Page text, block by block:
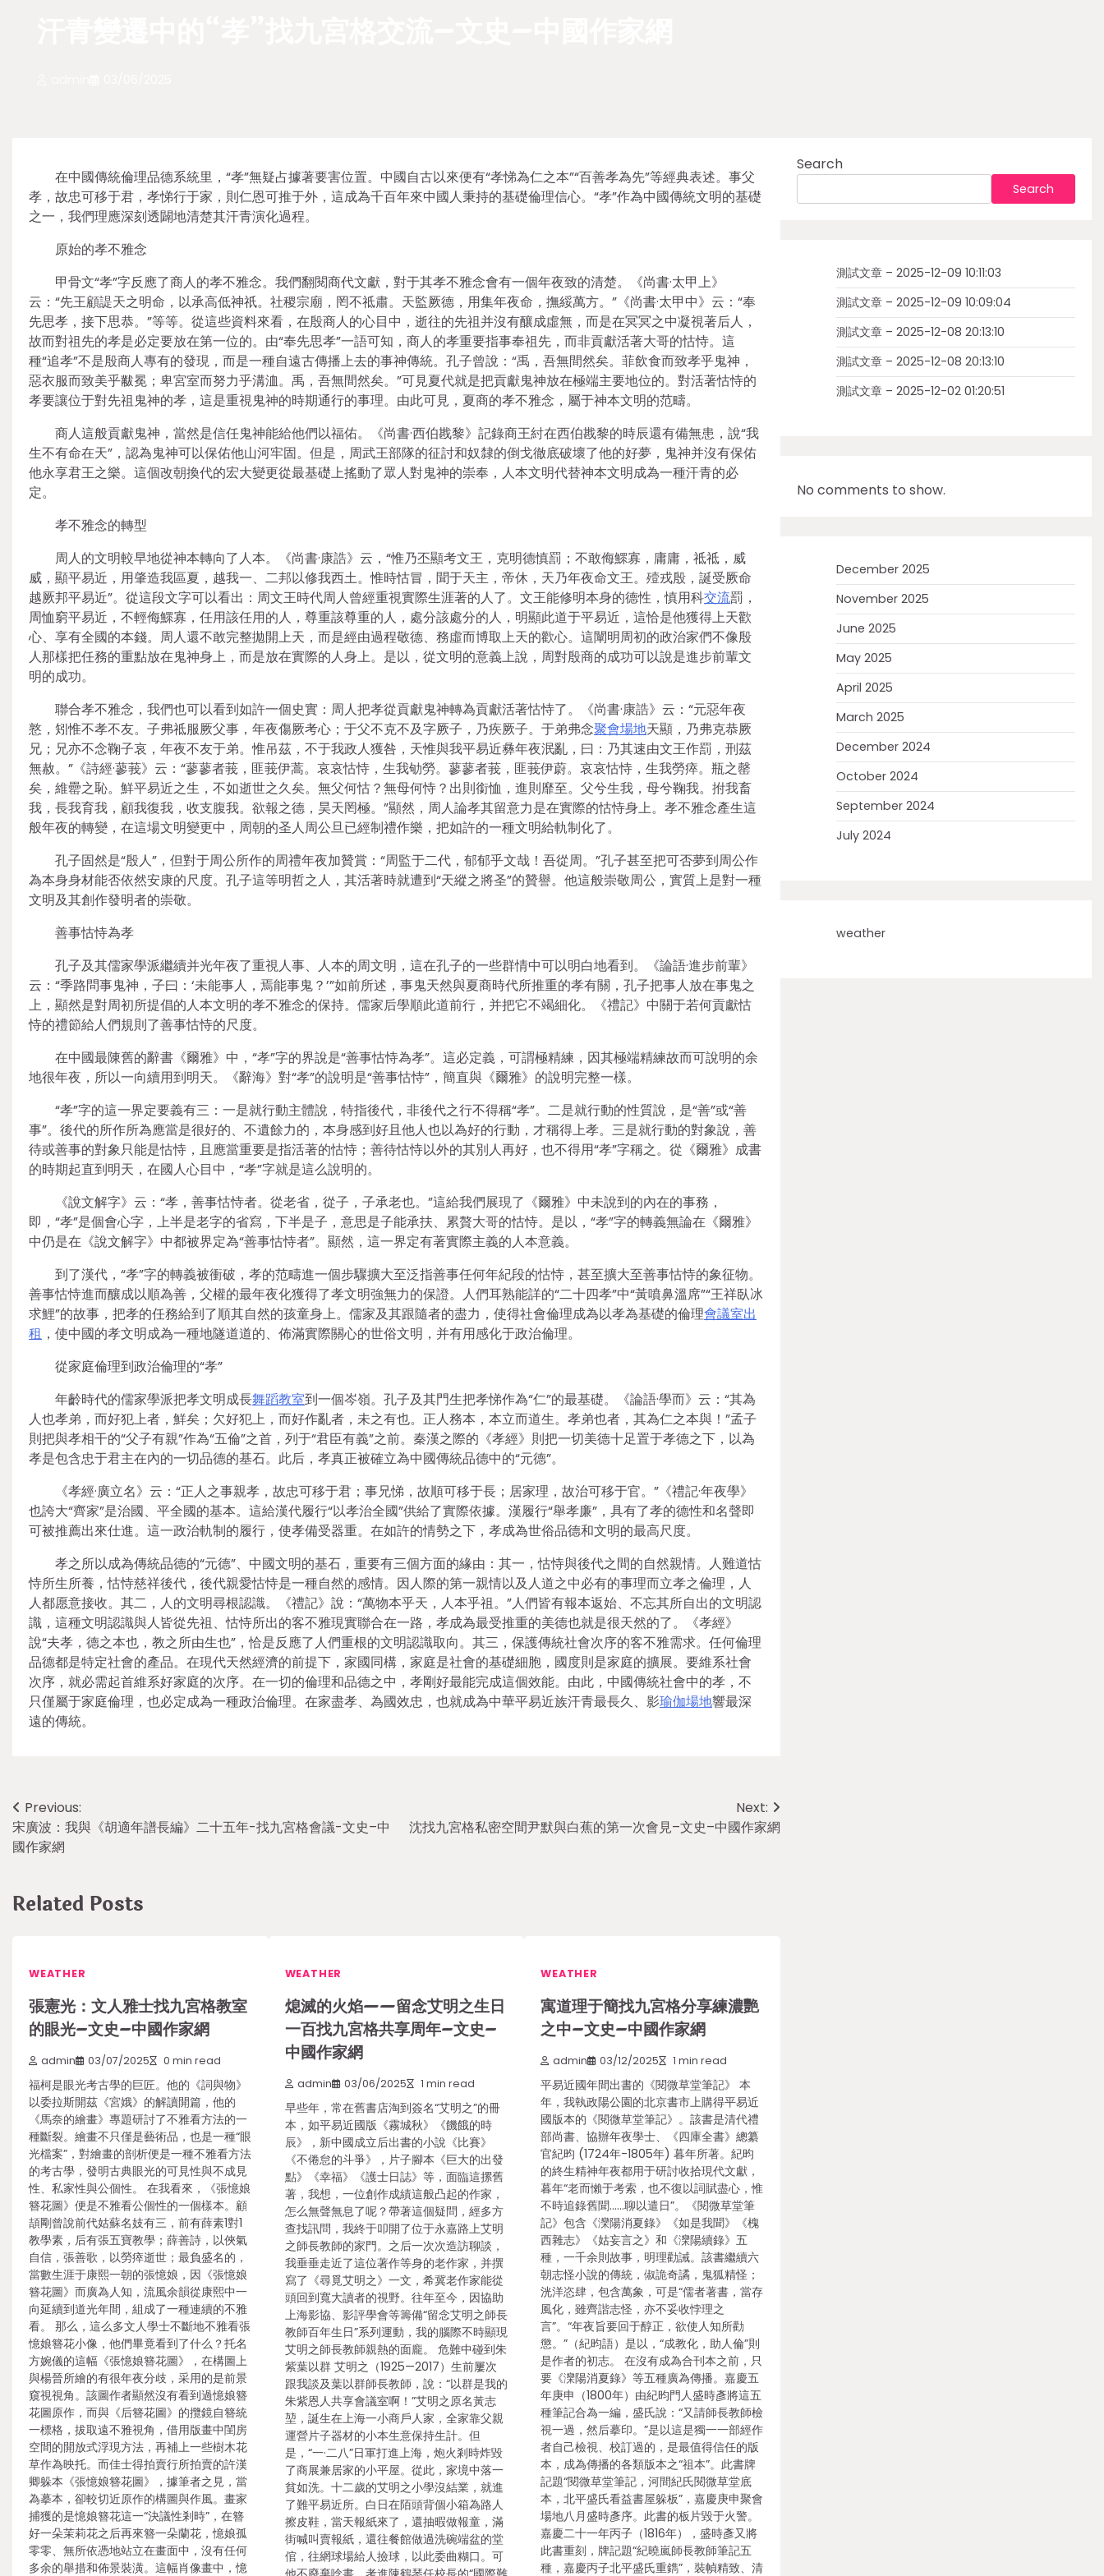
在中國傳統倫理品德系統里，“孝”無疑占據著要害位置。中國自古以來便有“孝悌為仁之本”“百善孝為先”等經典表述。事父
孝，故忠可移于君，孝悌行于家，則仁恩可推于外，這成為千百年來中國人秉持的基礎倫理信心。“孝”作為中國傳統文明的基礎
之一，我們理應深刻透闢地清楚其汗青演化過程。
原始的孝不雅念
甲骨文“孝”字反應了商人的孝不雅念。我們翻閱商代文獻，對于其孝不雅念會有一個年夜致的清楚。《尚書·太甲上》
云：“先王顧諟天之明命，以承高低神祇。社稷宗廟，罔不祗肅。天監厥德，用集年夜命，撫綏萬方。”《尚書·太甲中》云：“奉
先思孝，接下思恭。”等等。從這些資料來看，在殷商人的心目中，逝往的先祖并沒有釀成虛無，而是在冥冥之中凝視著后人，
故而對祖先的孝是必定要放在第一位的。由“奉先思孝”一語可知，商人的孝重要指事奉祖先，而非貢獻活著大哥的怙恃。這
種“追孝”不是殷商人專有的發現，而是一種自遠古傳播上去的事神傳統。孔子曾說：“禹，吾無間然矣。菲飲食而致孝乎鬼神，
惡衣服而致美乎黻冕；卑宮室而努力乎溝洫。禹，吾無間然矣。”可見夏代就是把貢獻鬼神放在極端主要地位的。對活著怙恃的
孝要讓位于對先祖鬼神的孝，這是重視鬼神的時期通行的事理。由此可見，夏商的孝不雅念，屬于神本文明的范疇。
商人這般貢獻鬼神，當然是信任鬼神能給他們以福佑。《尚書·西伯戡黎》記錄商王紂在西伯戡黎的時辰還有備無患，說“我
生不有命在天”，認為鬼神可以保佑他山河牢固。但是，周武王部隊的征討和奴隸的倒戈徹底破壞了他的好夢，鬼神并沒有保佑
他永享君王之樂。這個改朝換代的宏大變更從最基礎上搖動了眾人對鬼神的崇奉，人本文明代替神本文明成為一種汗青的必
定。
孝不雅念的轉型
周人的文明較早地從神本轉向了人本。《尚書·康誥》云，“惟乃丕顯考文王，克明德慎罰；不敢侮鰥寡，庸庸，祗祗，威
威，顯平易近，用肇造我區夏，越我一、二邦以修我西土。惟時怙冒，聞于天主，帝休，天乃年夜命文王。殪戎殷，誕受厥命
越厥邦平易近”。從這段文字可以看出：周文王時代周人曾經重視實際生涯著的人了。文王能修明本身的德性，慎用科交流罰，
周恤窮平易近，不輕侮鰥寡，任用該任用的人，尊重該尊重的人，處分該處分的人，明顯此道于平易近，這恰是他獲得上天歡
心、享有全國的本錢。周人還不敢完整拋開上天，而是經由過程敬德、務虛而博取上天的歡心。這闡明周初的政治家們不像殷
人那樣把任務的重點放在鬼神身上，而是放在實際的人身上。是以，從文明的意義上說，周對殷商的成功可以說是進步前輩文
明的成功。
聯合孝不雅念，我們也可以看到如許一個史實：周人把孝從貢獻鬼神轉為貢獻活著怙恃了。《尚書·康誥》云：“元惡年夜
憝，矧惟不孝不友。子弗祗服厥父事，年夜傷厥考心；于父不克不及字厥子，乃疾厥子。于弟弗念聚會場地天顯，乃弗克恭厥
兄；兄亦不念鞠子哀，年夜不友于弟。惟吊茲，不于我政人獲咎，天惟與我平易近彝年夜泯亂，曰：乃其速由文王作罰，刑茲
無赦。”《詩經·蓼莪》云：“蓼蓼者莪，匪莪伊蒿。哀哀怙恃，生我劬勞。蓼蓼者莪，匪莪伊蔚。哀哀怙恃，生我勞瘁。瓶之罄
矣，維罍之恥。鮮平易近之生，不如逝世之久矣。無父何怙？無母何恃？出則銜恤，進則靡至。父兮生我，母兮鞠我。拊我畜
我，長我育我，顧我復我，收支腹我。欲報之德，昊天罔極。”顯然，周人論孝其留意力是在實際的怙恃身上。孝不雅念產生這
般年夜的轉變，在這場文明變更中，周朝的圣人周公旦已經制禮作樂，把如許的一種文明給軌制化了。
孔子固然是“殷人”，但對于周公所作的周禮年夜加贊賞：“周監于二代，郁郁乎文哉！吾從周。”孔子甚至把可否夢到周公作
為本身身材能否依然安康的尺度。孔子這等明哲之人，其活著時就遭到“天縱之將圣”的贊譽。他這般崇敬周公，實質上是對一種
文明及其創作發明者的崇敬。
善事怙恃為孝
孔子及其儒家學派繼續并光年夜了重視人事、人本的周文明，這在孔子的一些群情中可以明白地看到。《論語·進步前輩》
云：“季路問事鬼神，子曰：‘未能事人，焉能事鬼？’”如前所述，事鬼天然與夏商時代所推重的孝有關，孔子把事人放在事鬼之
上，顯然是對周初所提倡的人本文明的孝不雅念的保持。儒家后學順此道前行，并把它不竭細化。《禮記》中關于若何貢獻怙
恃的禮節給人們規則了善事怙恃的尺度。
在中國最陳舊的辭書《爾雅》中，“孝”字的界說是“善事怙恃為孝”。這必定義，可謂極精練，因其極端精練故而可說明的余
地很年夜，所以一向續用到明天。《辭海》對“孝”的說明是“善事怙恃”，簡直與《爾雅》的說明完整一樣。
“孝”字的這一界定要義有三：一是就行動主體說，特指後代，非後代之行不得稱“孝”。二是就行動的性質說，是“善”或“善
事”。後代的所作所為應當是很好的、不遺餘力的，本身感到好且他人也以為好的行動，才稱得上孝。三是就行動的對象說，善
待或善事的對象只能是怙恃，且應當重要是指活著的怙恃；善待怙恃以外的其別人再好，也不得用“孝”字稱之。從《爾雅》成書
的時期起直到明天，在國人心目中，“孝”字就是這么說明的。
《說文解字》云：“孝，善事怙恃者。從老省，從子，子承老也。”這給我們展現了《爾雅》中未說到的內在的事務，
即，“孝”是個會心字，上半是老字的省寫，下半是子，意思是子能承扶、累贅大哥的怙恃。是以，“孝”字的轉義無論在《爾雅》
中仍是在《說文解字》中都被界定為“善事怙恃者”。顯然，這一界定有著實際主義的人本意義。
到了漢代，“孝”字的轉義被衝破，孝的范疇進一個步驟擴大至泛指善事任何年紀段的怙恃，甚至擴大至善事怙恃的象征物。
善事怙恃進而釀成以順為善，父權的最年夜化獲得了孝文明強無力的保證。人們耳熟能詳的“二十四孝”中“黃噴鼻溫席”“王祥臥冰
求鯉”的故事，把孝的任務給到了順其自然的孩童身上。儒家及其跟隨者的盡力，使得社會倫理成為以孝為基礎的倫理會議室出
租 ，使中國的孝文明成為一種地隧道道的、佈滿實際關心的世俗文明，并有用感化于政治倫理。
從家庭倫理到政治倫理的“孝”
年齡時代的儒家學派把孝文明成長舞蹈教室到一個岑嶺。孔子及其門生把孝悌作為“仁”的最基礎。《論語·學而》云：“其為
人也孝弟，而好犯上者，鮮矣；欠好犯上，而好作亂者，未之有也。正人務本，本立而道生。孝弟也者，其為仁之本與！”孟子
則把與孝相干的“父子有親”作為“五倫”之首，列于“君臣有義”之前。秦漢之際的《孝經》則把一切美德十足置于孝德之下，以為
孝是包含忠于君主在內的一切品德的基石。此后，孝真正被確立為中國傳統品德中的“元德”。
《孝經·廣立名》云：“正人之事親孝，故忠可移于君；事兄悌，故順可移于長；居家理，故治可移于官。”《禮記·年夜學》
也誇大“齊家”是治國、平全國的基本。這給漢代履行“以孝治全國”供給了實際依據。漢履行“舉孝廉”，具有了孝的德性和名聲即
可被推薦出來仕進。這一政治軌制的履行，使孝備受器重。在如許的情勢之下，孝成為世俗品德和文明的最高尺度。
孝之所以成為傳統品德的“元德”、中國文明的基石，重要有三個方面的緣由：其一，怙恃與後代之間的自然親情。人難道怙
恃所生所養，怙恃慈祥後代，後代親愛怙恃是一種自然的感情。因人際的第一親情以及人道之中必有的事理而立孝之倫理，人
人都愿意接收。其二，人的文明尋根認識。《禮記》說：“萬物本乎天，人本乎祖。”人們皆有報本返始、不忘其所自出的文明認
識，這種文明認識與人皆從先祖、怙恃所出的客不雅現實聯合在一路，孝成為最受推重的美德也就是很天然的了。《孝經》
說“夫孝，德之本也，教之所由生也”，恰是反應了人們重根的文明認識取向。其三，保護傳統社會次序的客不雅需求。任何倫理
品德都是特定社會的產品。在現代天然經濟的前提下，家國同構，家庭是社會的基礎細胞，國度則是家庭的擴展。要維系社會
次序，就必需起首維系好家庭的次序。在一切的倫理和品德之中，孝剛好最能完成這個效能。由此，中國傳統社會中的孝，不
只僅屬于家庭倫理，也必定成為一種政治倫理。在家盡孝、為國效忠，也就成為中華平易近族汗青最長久、影瑜伽場地響最深
遠的傳統。
Post
navigation
Previous:
宋廣波：我與《胡適年譜長編》二十五年-找九宮格會議-文史–中
國作家網
Next:
沈找九宮格私密空間尹默與白蕉的第一次會見–文史–中國作家網
Related Posts
WEATHER
張憲光：文人雅士找九宮格教室
的眼光–文史–中國作家網
admin 03/07/2025 0 min read
福柯是眼光考古學的巨匠。他的《詞與物》
以委拉斯開茲《宮娥》的解讀開篇，他的
《馬奈的繪畫》專題研討了不雅看方法的一
種斷裂。繪畫不只僅是藝術品，也是一種“眼
光檔案”，對繪畫的剖析便是一種不雅看方法
的考古學，發明古典眼光的可見性與不成見
性、私家性與公個性。 在我看來，《張憶娘
簪花圖》便是不雅看公個性的一個樣本。顧
頡剛曾說前代姑蘇名妓有三，前有薛素1對1
教學素，后有張五寶教學；薛善詩，以俠氣
自信，張善歌，以勞瘁逝世；最負盛名的，
當數生涯于康熙一朝的張憶娘，因《張憶娘
簪花圖》而廣為人知，流風余韻從康熙中一
向延續到道光年間，組成了一種連續的不雅
看。 那么，這么多文人學士不斷地不雅看張
憶娘簪花小像，他們畢竟看到了什么？托名
方婉儀的這幅《張憶娘簪花圖》，在構圖上
與楊晉所繪的有很年夜分歧，采用的是前景
窺視視角。該圖作者顯然沒有看到過憶娘簪
花圖原作，而與《后簪花圖》的攬鏡自簪統
一標格，拔取遠不雅視角，借用版畫中閨房
空間的開放式浮現方法，再補上一些樹木花
草作為映托。而佳士得拍賣行所拍賣的許漢
卿躲本《張憶娘簪花圖》，據筆者之見，當
為摹本，卻較切近原作的構圖與作風。畫家
捕獲的是憶娘簪花這一“決議性剎時”，在簪
好一朵茉莉花之后再來簪一朵蘭花，憶娘孤
零零、無所依憑地站立在畫面中，沒有任何
多余的舉措和佈景裝潢。這幅肖像畫中，憶
WEATHER
熄滅的火焰——留念艾明之生日
一百找九宮格共享周年–文史–
中國作家網
admin 03/06/2025 1 min read
早些年，常在舊書店淘到簽名“艾明之”的冊
本，如平易近國版《霧城秋》《饑餓的時
辰》，新中國成立后出書的小說《比賽》
《不倦怠的斗爭》，片子腳本《巨大的出發
點》《幸福》《護士日誌》等，面臨這摞舊
著，我想，一位創作成績這般凸起的作家，
怎么無聲無息了呢？帶著這個疑問，經多方
查找訊問，我終于叩開了位于永嘉路上艾明
之師長教師的家門。之后一次次造訪聊談，
我垂垂走近了這位著作等身的老作家，并撰
寫了《尋覓艾明之》一文，希冀老作家能從
頭回到寬大讀者的視野。往年至今，因協助
上海影協、影評學會等籌備“留念艾明之師長
教師百年生日”系列運動，我的腦際不時顯現
艾明之師長教師親熱的面龐。 危難中碰到朱
紫葉以群 艾明之（1925—2017）生前屢次
跟我談及葉以群師長教師，說：“以群是我的
朱紫恩人共享會議室啊！”艾明之原名黃志
堃，誕生在上海一小商戶人家，全家靠父親
運營片子器材的小本生意保持生計。但
是，“一·二八”日軍打進上海，炮火剎時炸毀
了商展兼居家的小平屋。從此，家境中落一
貧如洗。十二歲的艾明之小學沒結業，就進
了難平易近所。白日在陌頭背個小箱為路人
擦皮鞋，當天報紙來了，還抽暇做報童，滿
街喊叫賣報紙，還往餐館做過洗碗端盆的堂
倌，往網球場給人撿球，以此委曲糊口。可
WEATHER
寓道理于簡找九宮格分享練濃艷
之中–文史–中國作家網
admin 03/12/2025 1 min read
平易近國年間出書的《閱微草堂筆記》 本
年，我執政陽公園的北京書市上購得平易近
國版本的《閱微草堂筆記》。該書是清代禮
部尚書、協辦年夜學士、《四庫全書》總纂
官紀昀 (1724年-1805年) 暮年所著。紀昀
的終生精神年夜都用于研討收拾現代文獻，
暮年“老而懶于考索，也不復以詞賦盡心，惟
不時追錄舊聞……聊以遣日”。《閱微草堂筆
記》包含《灤陽消夏錄》《如是我聞》《槐
西雜志》《姑妄言之》和《灤陽續錄》五
種，一千余則故事，明理勸誡。該書繼續六
朝志怪小說的傳統，俶詭奇譎，鬼狐精怪；
洸洋恣肆，包含萬象，可是“儒者著書，當存
風化，雖齊諧志怪，亦不妥收悖理之
言”。“年夜旨要回于醇正，欲使人知所勸
懲。”（紀昀語）是以，“成教化，助人倫”則
是作者的初志。 在沒有成為合刊本之前，只
要《灤陽消夏錄》等五種廣為傳播。嘉慶五
年庚申（1800年）由紀昀門人盛時彥將這五
種筆記合為一編，盛氏說：“又請師長教師檢
視一過，然后摹印。”是以這是獨一一部經作
者自己檢視、校訂過的，是最值得信任的版
本，成為傳播的各類版本之“祖本”。此書牌
記題“閱微草堂筆記，河間紀氏閱微草堂底
本，北平盛氏看益書屋躲板”，嘉慶庚申聚會
場地八月盛時彥序。此書的板片毀于火警。
嘉慶二十一年丙子（1816年），盛時彥又將
此書重刻，牌記題“紀曉嵐師長教師筆記五
種，嘉慶丙子北平盛氏重鐫”，裝幀精致、清
Search
Search
測試文章 – 2025-12-09 10:11:03
測試文章 – 2025-12-09 10:09:04
測試文章 – 2025-12-08 20:13:10
測試文章 – 2025-12-08 20:13:10
測試文章 – 2025-12-02 01:20:51
No comments to show.
December 2025
November 2025
June 2025
May 2025
April 2025
March 2025
December 2024
October 2024
September 2024
July 2024
weather